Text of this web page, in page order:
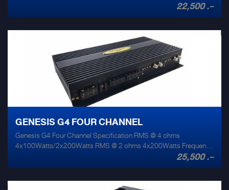
22,500 .-
GENESIS G4 FOUR CHANNEL
Genesis G4 Four Channel Specification RMS @ 4 ohms
4x100Watts/2x200Watts RMS @ 2 ohms 4x200Watts Frequency
25,500 .-